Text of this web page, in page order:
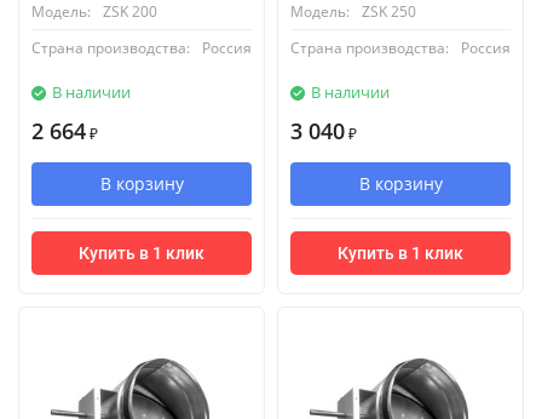
Модель:
ZSK 200
Страна производства:
Россия
В наличии
2 664 ₽
В корзину
Купить в 1 клик
Модель:
ZSK 250
Страна производства:
Россия
В наличии
3 040 ₽
В корзину
Купить в 1 клик